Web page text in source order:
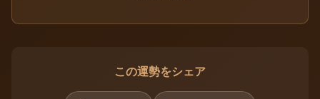
この運勢をシェア